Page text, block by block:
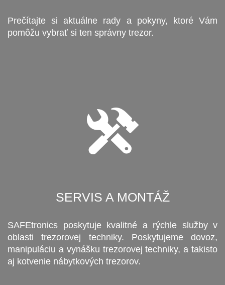
Prečítajte si aktuálne rady a pokyny, ktoré Vám
pomôžu vybrať si ten správny trezor.
SERVIS A MONTÁŽ
SAFEtronics poskytuje kvalitné a rýchle služby v
oblasti trezorovej techniky. Poskytujeme dovoz,
manipuláciu a vynášku trezorovej techniky, a takisto
aj kotvenie nábytkových trezorov.